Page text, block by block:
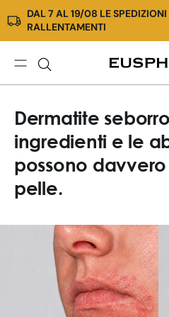
Meteen
naar de
content
DAL 7 AL 19/08 LE SPEDIZIONI
RALLENTAMENTI
ingredienti
e
le
abitudini
Dermatite
ingredienti e le
possono
pelle.